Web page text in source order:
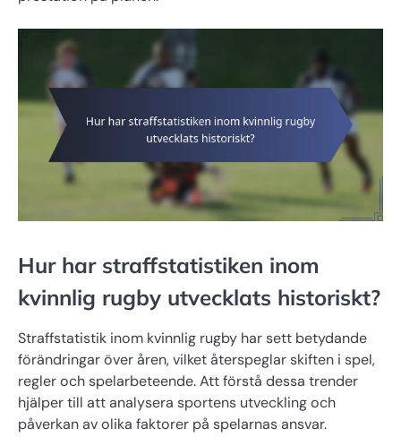
Hur har straffstatistiken inom
kvinnlig rugby utvecklats historiskt?
Straffstatistik inom kvinnlig rugby har sett betydande
förändringar över åren, vilket återspeglar skiften i spel,
regler och spelarbeteende. Att förstå dessa trender
hjälper till att analysera sportens utveckling och
påverkan av olika faktorer på spelarnas ansvar.